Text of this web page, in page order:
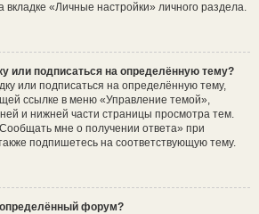
вкладке «Личные настройки» личного раздела.
или подписаться на определённую тему?
или подписаться на определённую тему,
ссылке в меню «Управление темой»,
и нижней части страницы просмотра тем.
мне о получении ответа» при
подпишетесь на соответствующую тему.
определённый форум?